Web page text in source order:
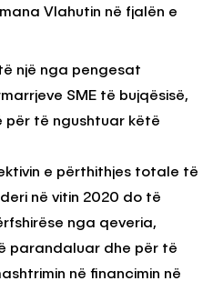
Vlahutin në fjalën e
një nga pengesat
SME të bujqësisë,
për të ngushtuar këtë
e përthithjes totale të
në vitin 2020 do të
nga qeveria,
parandaluar dhe për të
në financimin në